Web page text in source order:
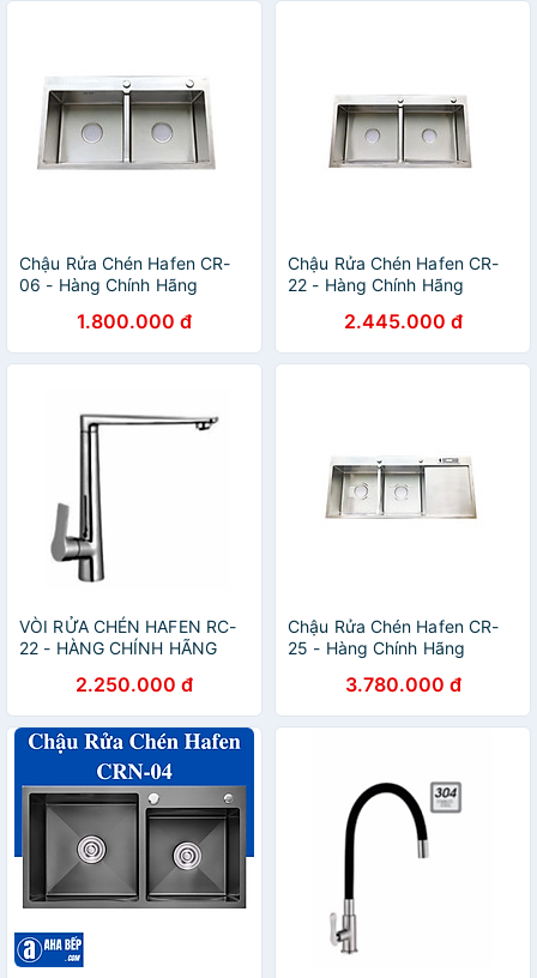
Chậu Rửa Chén Hafen CR-
06 - Hàng Chính Hãng
1.800.000 đ
Chậu Rửa Chén Hafen CR-
22 - Hàng Chính Hãng
2.445.000 đ
VÒI RỬA CHÉN HAFEN RC-
22 - HÀNG CHÍNH HÃNG
2.250.000 đ
Chậu Rửa Chén Hafen CR-
25 - Hàng Chính Hãng
3.780.000 đ